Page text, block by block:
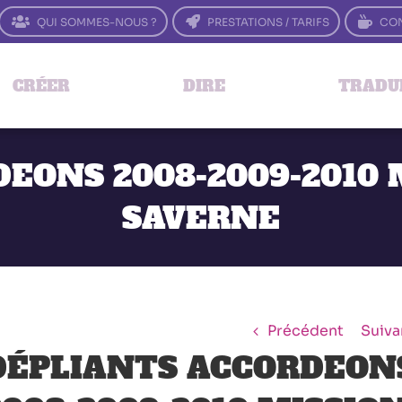
QUI SOMMES-NOUS ? PRESTATIONS / TARIFS
CRÉER DIRE
2008-2009-2010
SAVERNE
Précédent